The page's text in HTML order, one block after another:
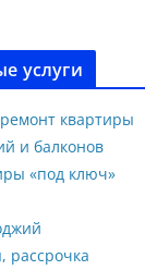
услуги
квартиры
и балконов
«под ключ»
рассрочка